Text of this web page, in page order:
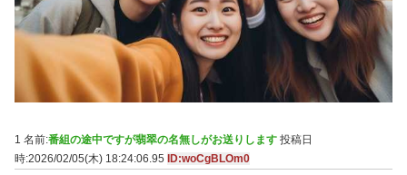
1 名前:番組の途中ですが翡翠の名無しがお送りします 投稿日
時:2026/02/05(木) 18:24:06.95
ID:woCgBLOm0